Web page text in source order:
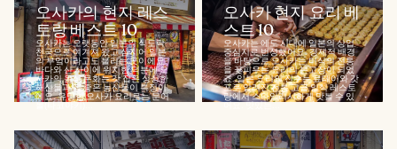
오사카의 현지 레스
토랑 베스트 10
오사카는 오랫동안 일본의 식도락
천국으로 여겨져 왔고 심지어 일본
의 부엌이라고도 불리는 곳이에요.
바다와 산 사이에 위치한 덕분에 오
사카의 음식 문화는 갓 잡은 싱싱한
해산물과 질 좋은 농산물이 특징이
에요. 유명한 오사카 요리로는 문어
볼(타코야키)...
오사카 현지 요리 베
스트 10
오사카는 에도 시대에 일본의 상업
중심지로 번성했어요. 경제적 배경
을 바탕으로 오사카는 미식의 전통
을 꽃피우는 요리의 본고장이 되었
죠. 일본 요리의 진수는 료테이와 갓
포로 알려진 전통 고급 일식 레스토
랑에서 스타일리시하게 맛볼 수 있
어요. 맛있는...